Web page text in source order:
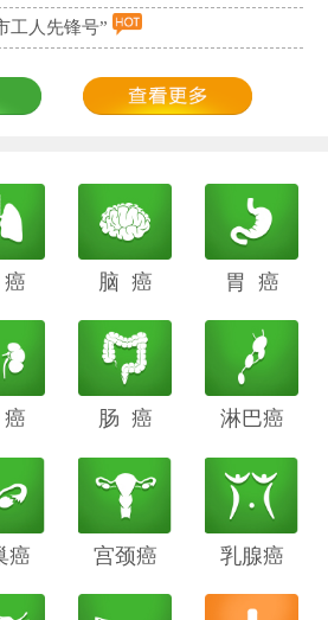
工人先锋号”
甲状腺癌
脑 癌 前列腺癌
胃 癌
子宫内膜
癌
肠 癌 膀胱癌
淋巴癌
癌 骨癌
宫颈癌 喉癌
乳腺癌